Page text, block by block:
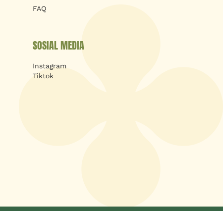
FAQ
SOSIAL MEDIA
Instagram
Tiktok